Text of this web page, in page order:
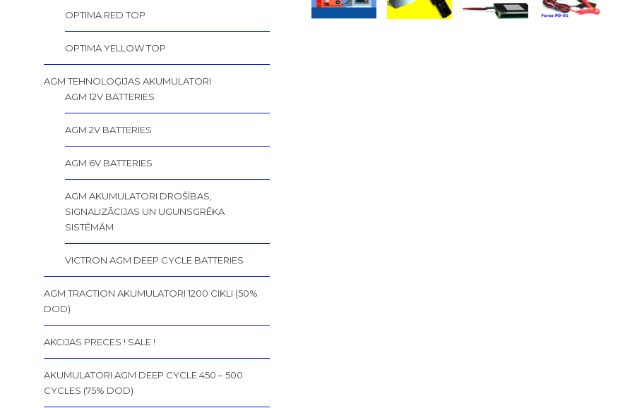
OPTIMA RED TOP
OPTIMA YELLOW TOP
AGM TEHNOLOĢIJAS AKUMULATORI
AGM 12V BATTERIES
AGM 2V BATTERIES
AGM 6V BATTERIES
AGM AKUMULATORI DROŠĪBAS,
SIGNALIZĀCIJAS UN UGUNSGRĒKA
SISTĒMĀM
VICTRON AGM DEEP CYCLE BATTERIES
AGM TRACTION AKUMULATORI 1200 CIKLI (50%
DOD)
AKCIJAS PRECES ! SALE !
AKUMULATORI AGM DEEP CYCLE 450 – 500
CYCLES (75% DOD)